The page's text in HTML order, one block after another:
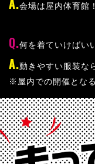
会場は屋内体育館
何を着ていけばい
動きやすい服装な
※屋内での開催とな